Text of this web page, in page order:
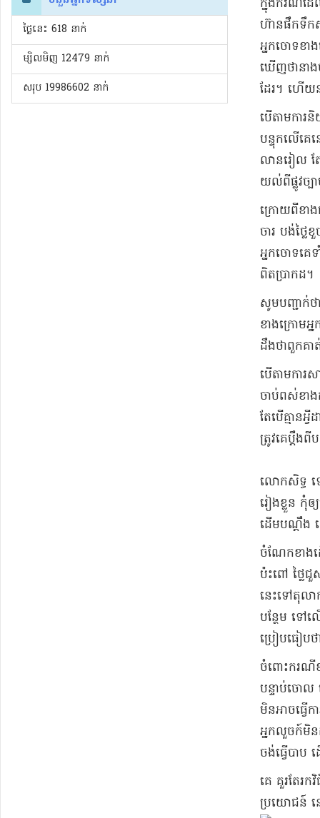
ថ្ងៃនេះ​ 618 នាក់
ម្សិលមិញ 12479 នាក់
សរុប 19986602 នាក់
ក្នុងករណី​ដ
ហ៊ាន​ផឹកទឹក
អ្នកចោទ​ខា
ឃើញថា​នា
ដែរ​។ ហើយ​
បើតាម​ការ
បន្ទុក​លើ​គេ​
លាន​រៀល ត
យល់​ពី​ផ្លូវច្ប
ក្រោយពី​ខាង​
ចារ បង់ថ្ល
អ្នកចោទ​គ
ពិតប្រាកដ​។​
សូមបញ្ជាក់ថ
ខាងក្រោម​អ្
ដឹងថា​ពួកគា
បើតាម​ការ
ចាប់​ពស់​ខាង​
តែបើ​គ្មាន
ត្រូវគេ​ប្តឹង​
លោក​សិទ្ធ ឡ
រៀងខ្លួន កុំ​
ដើមបណ្ដឹង
ចំណែក​ខាង
ប៉ះ​ពៅ ថ្លៃ​
នេះ​ទៅ​តុល
បន្ថែម ទៅ
ប្រៀបធៀប​ថ
ចំពោះ​ករណី​
បន្ទាប់​ចោល
មិនអាច​ធ្វើ
អ្នក​លួច​ក៍​មិ
ចង់​ធ្វើបាប
គេ គួរតែ​រ
ប្រយោជន៍ ន